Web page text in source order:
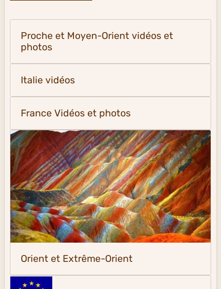
Proche et Moyen-Orient vidéos et
photos
Italie vidéos
France Vidéos et photos
Orient et Extrême-Orient